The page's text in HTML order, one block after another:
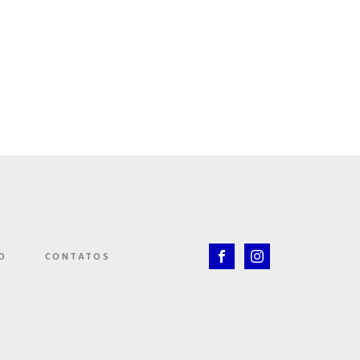
CONTATOS